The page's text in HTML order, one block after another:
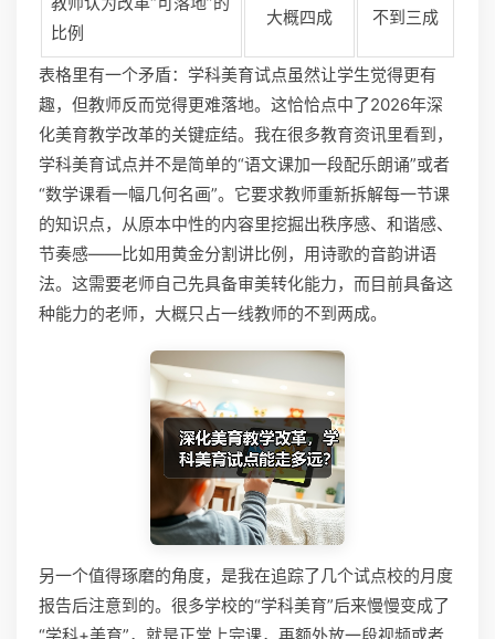
比例
大概四成 不到三成
表格里有一个矛盾：学科美育试点虽然让学生觉得更有
趣，但教师反而觉得更难落地。这恰恰点中了2026年深
化美育教学改革的关键症结。我在很多教育资讯里看到，
学科美育试点并不是简单的“语文课加一段配乐朗诵”或者
“数学课看一幅几何名画”。它要求教师重新拆解每一节课
的知识点，从原本中性的内容里挖掘出秩序感、和谐感、
节奏感——比如用黄金分割讲比例，用诗歌的音韵讲语
法。这需要老师自己先具备审美转化能力，而目前具备这
种能力的老师，大概只占一线教师的不到两成。
另一个值得琢磨的角度，是我在追踪了几个试点校的月度
报告后注意到的。很多学校的“学科美育”后来慢慢变成了